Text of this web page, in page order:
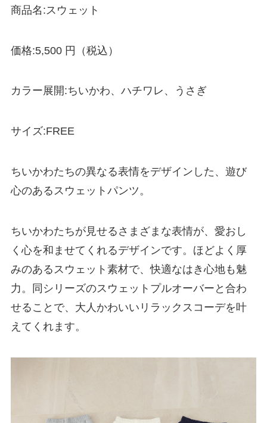
商品名:スウェット
価格:5,500 円（税込）
カラー展開:ちいかわ、ハチワレ、うさぎ
サイズ:FREE
ちいかわたちの異なる表情をデザインした、遊び
心のあるスウェットパンツ。
ちいかわたちが見せるさまざまな表情が、愛おし
く心を和ませてくれるデザインです。ほどよく厚
みのあるスウェット素材で、快適なはき心地も魅
力。同シリーズのスウェットプルオーバーと合わ
せることで、大人かわいいリラックスコーデを叶
えてくれます。